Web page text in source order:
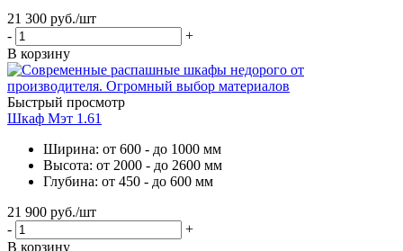
21 300 руб./шт
-
+
В корзину
Быстрый просмотр
Шкаф Мэт 1.61
Ширина: от 600 - до 1000 мм
Высота: от 2000 - до 2600 мм
Глубина: от 450 - до 600 мм
21 900 руб./шт
-
+
В корзину